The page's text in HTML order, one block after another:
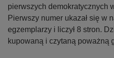
pierwszych demokratycznych
Pierwszy numer ukazał się w
egzemplarzy i liczył 8 stron.
kupowaną i czytaną poważną